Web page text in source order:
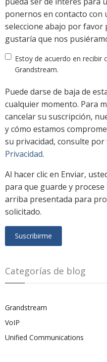
ponernos en contacto con
seleccione abajo por favor
gustaría que nos
Estoy de acuerdo en recibir
Grandstream.
Puede darse de baja de
cualquier momento. Para
cancelar su suscripción,
y cómo estamos
su privacidad, consulte
Privacidad.
Al hacer clic en Enviar,
para que guarde y
arriba presentada para
solicitado.
Categorías de blog
Grandstream
VoIP
Unified Communications